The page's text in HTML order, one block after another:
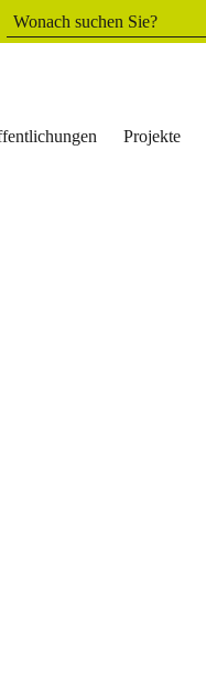
Suchen
nach:
Projekte